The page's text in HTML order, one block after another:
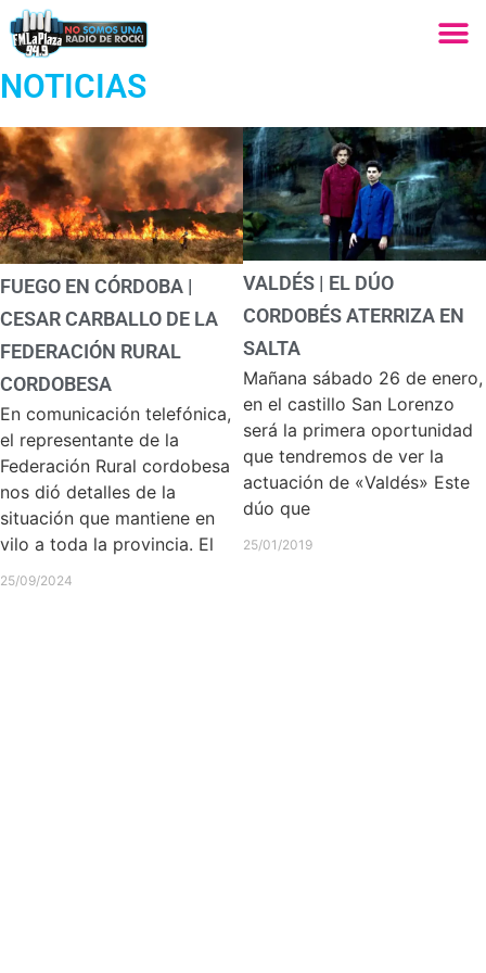
NOTICIAS
FUEGO EN CÓRDOBA |
CESAR CARBALLO DE LA
FEDERACIÓN RURAL
CORDOBESA
En comunicación telefónica,
el representante de la
Federación Rural cordobesa
nos dió detalles de la
situación que mantiene en
vilo a toda la provincia. El
25/09/2024
VALDÉS | EL DÚO
CORDOBÉS ATERRIZA EN
SALTA
Mañana sábado 26 de enero,
en el castillo San Lorenzo
será la primera oportunidad
que tendremos de ver la
actuación de «Valdés» Este
dúo que
25/01/2019